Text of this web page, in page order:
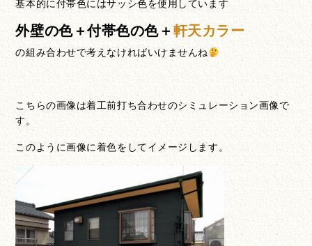
基本的に付帯色にはサッシ色を使用しています
外壁の色＋付帯色の色＋軒天カラー
の組み合わせで考えなければいけませんね
こちらの画像は着工前打ち合わせのシミュレーション画像で
す。
このように画像に着色をしてイメージします。